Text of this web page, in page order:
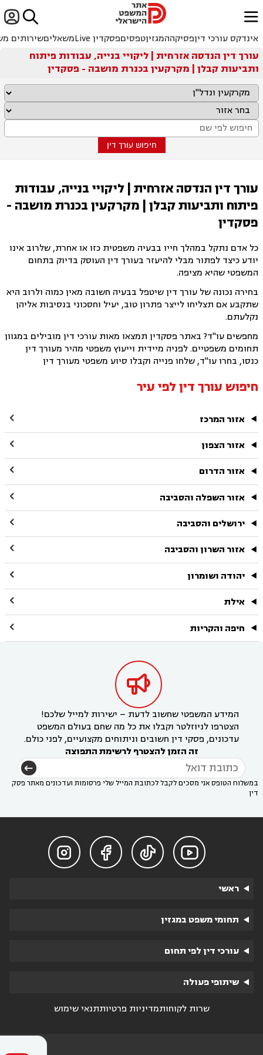

ﱐ
אינדקס עורכי דיןפסיקההמגזיןטפסיםפסקדין Live משאליםשירותים
עורך דין הנדסה אזרחית | ליקויי בנייה, עבודות פיתוח
ותביעות קבלן | מקרקעין בכנרת מושבה - פסקדין
חיפוש עורך דין
עורך דין הנדסה אזרחית | ליקויי בנייה, עבודות
פיתוח ותביעות קבלן | מקרקעין בכנרת מושבה -
פסקדין
כל אדם נתקל במהלך חייו בבעיה משפטית כזו או אחרת, שלרוב אינו
יודע כיצד לפתור מבלי להיעזר בעורך דין העוסק בדיוק בתחום
המשפטי שהיא מציפה.
בחירה נכונה של עורך דין שיטפל בבעיה חשובה מאין כמוה ולרוב היא
שתקבע אם תצליחו לייצר פתרון טוב, יעיל וחסכוני בנסיבות אליהן
נקלעתם.
מחפשים עו"ד? באתר פסקדין תמצאו מאות עורכי דין מובילים במגוון
תחומים משפטיים. לפניה מיידית וייעוץ משפטי מהיר מעורך דין
כנסו, בחרו עו"ד, שלחו פנייה וקבלו סיוע משפטי מעורך דין
חיפוש עורך דין לפי עיר
אזור המרכז 
אזור הצפון 
אזור הדרום 
אזור השפלה והסביבה 
ירושלים והסביבה 
אזור השרון והסביבה 
יהודה ושומרון 
אילת 
חיפה והקריות 

המידע המשפטי שחשוב לדעת – ישירות למייל שלכם!
הצטרפו לניוזלטר וקבלו את כל מה שחם בעולם המשפט
עדכונים, פסקי דין חשובים וניתוחים מקצועיים, לפני כולם.
זה הזמן להצטרף לרשימת התפוצה
במשלוח הטופס אני מסכים לקבל לכתובת המייל שלי פרסומות ועדכונים מאתר פסק
דין




ראשי
תחומי משפט במגזין
עורכי דין לפי תחום
שיתופי פעולה
שרות לקוחותמדיניות פרטיותתנאי שימוש